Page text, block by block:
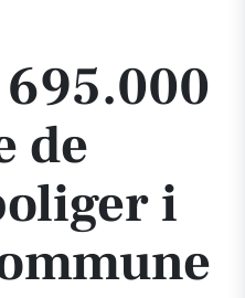
billigste boliger i Aarhus Kommune
de
i